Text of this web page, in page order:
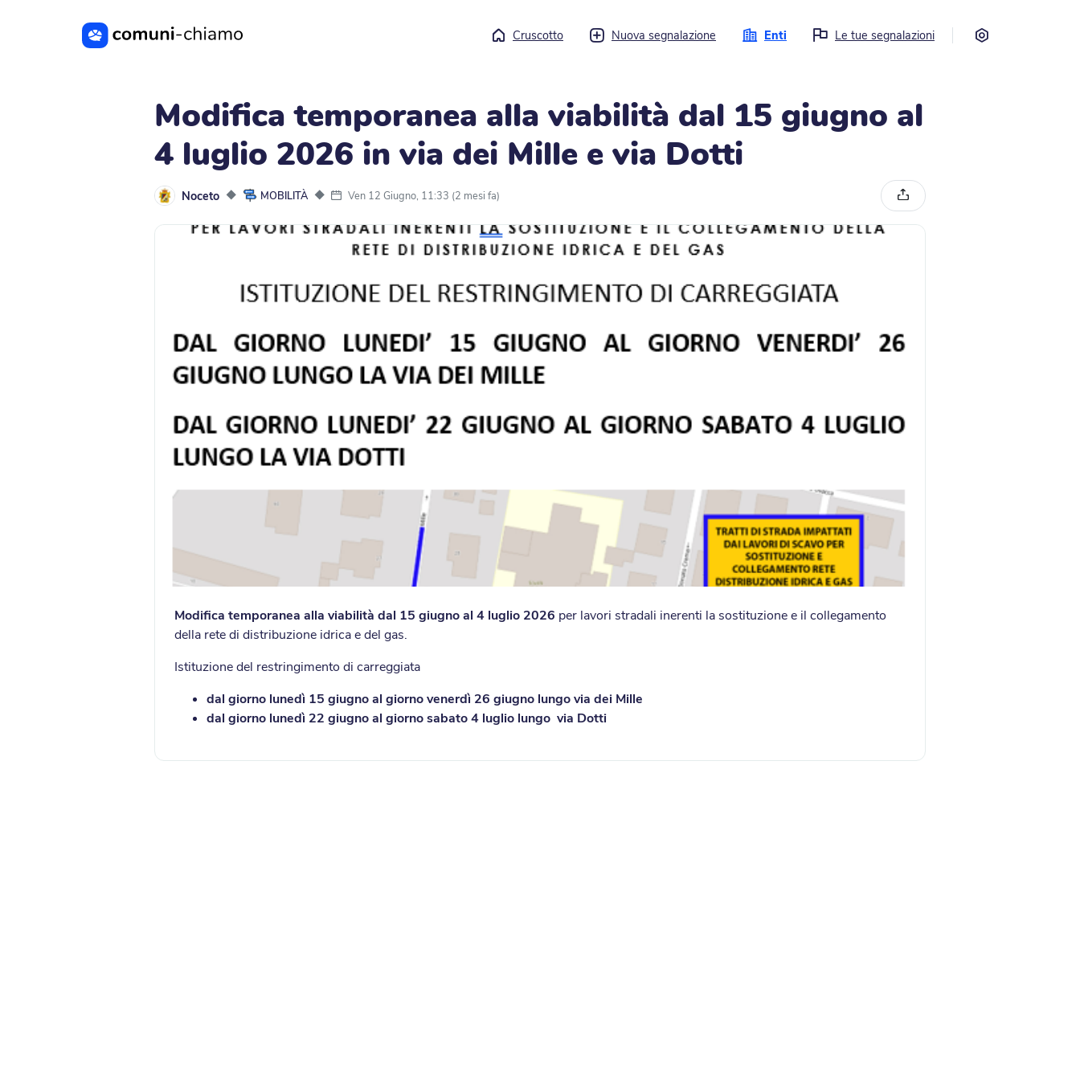
Vai al contenuto principale Cruscotto Nuova segnalazione Enti Le tue segnalazioni
Modifica temporanea alla viabilità dal 15 giugno al
4 luglio 2026 in via dei Mille e via Dotti
Noceto ◆ MOBILITÀ ◆ Ven 12 Giugno, 11:33 (2 mesi fa)
Condividi
Modifica temporanea alla viabilità dal 15 giugno al 4 luglio 2026 per lavori stradali inerenti la sostituzione e il collegamento
della rete di distribuzione idrica e del gas.
Istituzione del restringimento di carreggiata
dal giorno lunedì 15 giugno al giorno venerdì 26 giugno lungo via dei Mille
dal giorno lunedì 22 giugno al giorno sabato 4 luglio lungo via Dotti